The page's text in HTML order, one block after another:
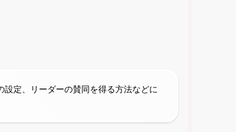
定、リーダーの賛同を得る方法などに